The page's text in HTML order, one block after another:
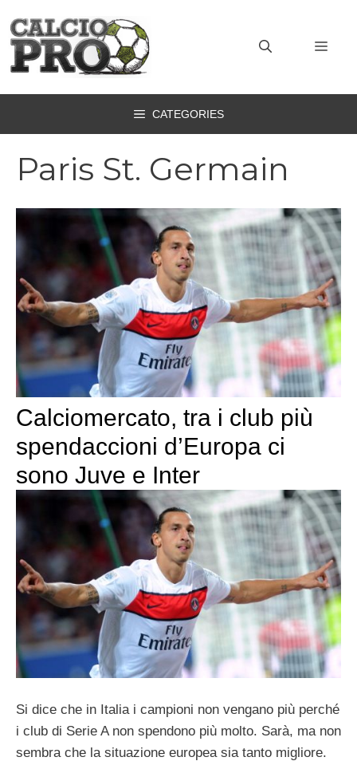
contenuto
CATEGORIES
Paris St. Germain
Calciomercato, tra i club più
spendaccioni d’Europa ci
sono Juve e Inter
Si dice che in Italia i campioni non vengano più perché
i club di Serie A non spendono più molto. Sarà, ma non
sembra che la situazione europea sia tanto migliore.